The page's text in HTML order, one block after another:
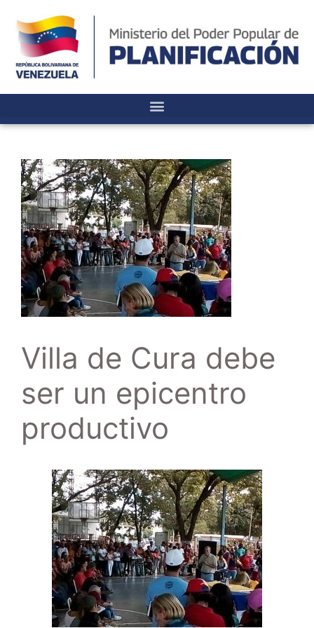
Villa de Cura debe
ser un epicentro
productivo